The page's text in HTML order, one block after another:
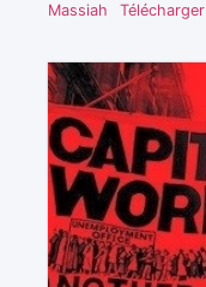
Massiah
Télécharger